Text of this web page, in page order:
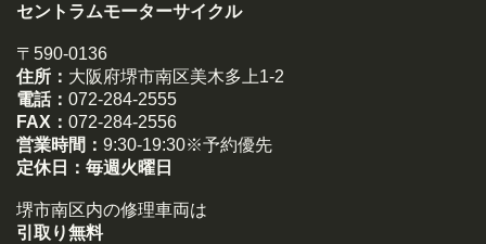
セントラムモーターサイクル
〒590-0136
住所： 大阪府堺市南区美木多上1-2
電話： 072-284-2555
FAX： 072-284-2556
営業時間： 9:30-19:30※予約優先
定休日： 毎週火曜日
堺市南区内の修理車両は
引取り無料